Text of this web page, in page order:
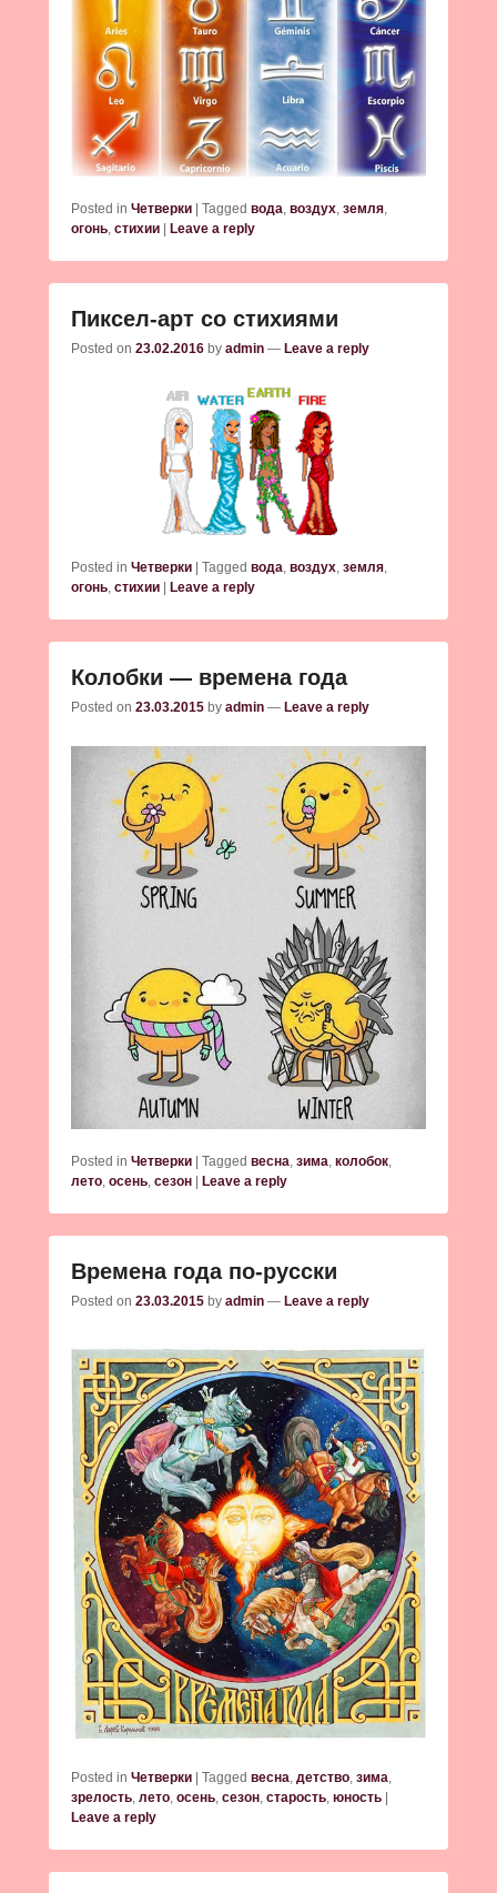
Posted in Четверки Tagged вода, воздух, земля,
огонь, стихии Leave a reply
Пиксел-арт со стихиями
Posted on 23.02.2016 by admin — Leave a reply
Posted in Четверки Tagged вода, воздух, земля,
огонь, стихии Leave a reply
Колобки — времена года
Posted on 23.03.2015 by admin — Leave a reply
Posted in Четверки Tagged весна, зима, колобок,
лето, осень, сезон Leave a reply
Времена года по-русски
Posted on 23.03.2015 by admin — Leave a reply
Posted in Четверки Tagged весна, детство, зима,
зрелость, лето, осень, сезон, старость, юность
Leave a reply